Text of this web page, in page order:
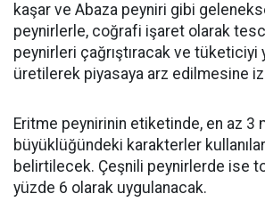
kaşar ve Abaza peyniri gibi
peynirlerle, coğrafi işaret olarak
peynirleri çağrıştıracak ve tüketiciyi
üretilerek piyasaya arz edilmesine
Eritme peynirinin etiketinde, en az 3
büyüklüğündeki karakterler
belirtilecek. Çeşnili peynirlerde ise
yüzde 6 olarak uygulanacak.